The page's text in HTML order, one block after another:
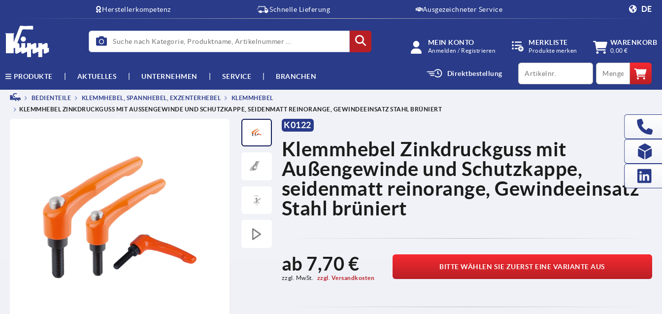
Herstellerkompetenz Schnelle Lieferung Ausgezeichneter Service DE
MEIN KONTO
Anmelden / Registrieren
MERKLISTE
Produkte merken
WARENKORB
0,00 €
PRODUKTE AKTUELLES UNTERNEHMEN SERVICE BRANCHEN Direktbestellung
productCode qty
BEDIENTEILE KLEMMHEBEL, SPANNHEBEL, EXZENTERHEBEL
KLEMMHEBEL
KLEMMHEBEL ZINKDRUCKGUSS MIT AUSSENGEWINDE UND SCHUTZKAPPE, SEIDENMATT REINORANGE, GEWINDEEINSATZ STAHL BRÜNIERT
K0122
Klemmhebel Zinkdruckguss mit
Außengewinde und Schutzkappe,
seidenmatt reinorange, Gewindeeinsatz
Stahl brüniert
ab 7,70 €
zzgl. MwSt. zzgl. Versandkosten
BITTE WÄHLEN SIE ZUERST EINE VARIANTE AUS